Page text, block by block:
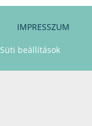
IMPRESSZUM
Süti beállítások